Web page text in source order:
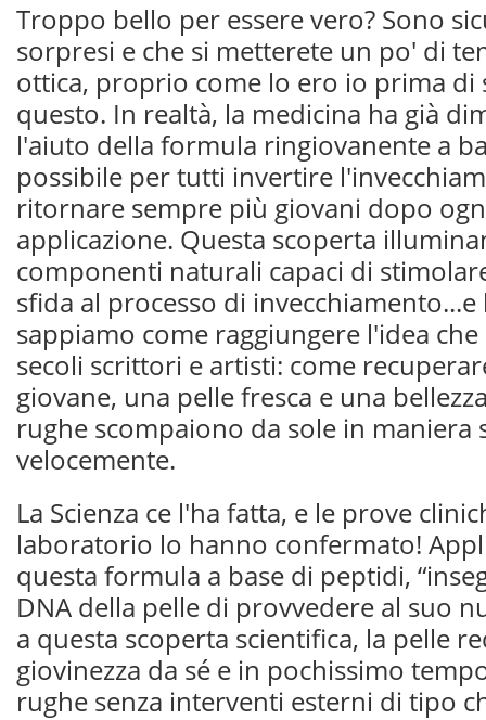
Troppo bello per essere vero? Sono
sorpresi e che si metterete un po' di
ottica, proprio come lo ero io prima
questo. In realtà, la medicina ha già
l'aiuto della formula ringiovanente a
possibile per tutti invertire
ritornare sempre più giovani dopo
applicazione. Questa scoperta
componenti naturali capaci di
sfida al processo di invecchiamento...e
sappiamo come raggiungere l'idea
secoli scrittori e artisti: come
giovane, una pelle fresca e una
rughe scompaiono da sole in maniera
velocemente.
La Scienza ce l'ha fatta, e le prove
laboratorio lo hanno confermato!
questa formula a base di peptidi,
DNA della pelle di provvedere al suo
a questa scoperta scientifica, la pelle
giovinezza da sé e in pochissimo
rughe senza interventi esterni di tipo